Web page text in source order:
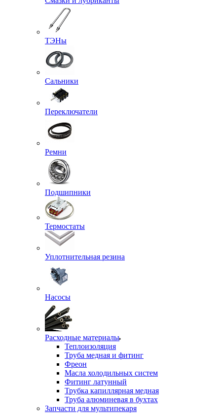
ТЭНы
Сальники
Переключатели
Ремни
Подшипники
Термостаты
Уплотнительная резина
Насосы
Расходные материалы
Теплоизоляция
Труба медная и фитинг
Фреон
Масла холодильных систем
Фитинг латунный
Трубка капиллярная медная
Труба алюминевая в бухтах
Запчасти для мультипекаря